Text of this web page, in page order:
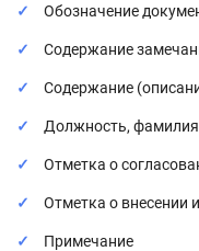
Обозначение
Содержание
Содержание
Должность, фамилия
Отметка о
Отметка о внесении
Примечание